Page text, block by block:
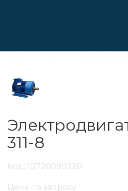
311-8
Код: 10720090220
Цена по запросу